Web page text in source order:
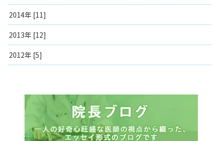
2014年 [11]
2013年 [12]
2012年 [5]